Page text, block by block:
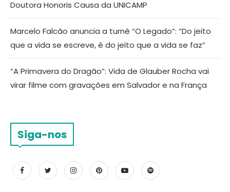
Doutora Honoris Causa da UNICAMP
Marcelo Falcão anuncia a turnê “O Legado”: “Do jeito
que a vida se escreve, é do jeito que a vida se faz”
“A Primavera do Dragão”: Vida de Glauber Rocha vai
virar filme com gravações em Salvador e na França
Siga-nos